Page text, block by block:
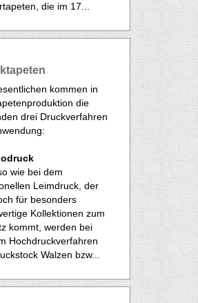
die im 17...
kommen in
die
drei Druckverfahren
wie bei dem
Leimdruck, der
für besonders
Kollektionen zum
kommt, werden bei
Hochdruckverfahren
Walzen bzw...